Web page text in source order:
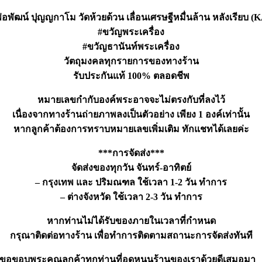
พัฒน์ ปุญญกาโม วัดห้วยด้วน เลื่อนเศรษฐีหมื่นล้าน หลังเรียบ
#ขวัญพระเครื่อง
#ขวัญธานันท์พระเครื่อง
วัตถุมงคลทุกรายการของทางร้าน
รับประกันแท้ 100% ตลอดชีพ
หมายเลขกำกับองค์พระอาจจะไม่ตรงกับที่ลงไว้
เนื่องจากทางร้านถ่ายภาพลงเป็นตัวอย่าง เพียง 1 องค์เท่านั้น
หากลูกค้าต้องการทราบหมายเลขเพิ่มเติม ทักแชทได้เลยค่ะ
***การจัดส่ง***
จัดส่งของทุกวัน จันทร์-อาทิตย์
– กรุงเทพ และ ปริมณฑล ใช้เวลา 1-2 วัน ทำการ
– ต่างจังหวัด ใช้เวลา 2-3 วัน ทำการ
หากท่านไม่ได้รับของภายในเวลาที่กำหนด
กรุณาติดต่อทางร้าน เพื่อทำการติดตามสถานะการจัดส่งทันที
ขอขอบพระคุณลูกค้าทุกท่านที่อุดหนุนร้านของเราด้วยดีเสมอมา